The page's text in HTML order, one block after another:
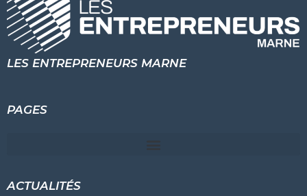
LES ENTREPRENEURS MARNE
PAGES
ACTUALITÉS